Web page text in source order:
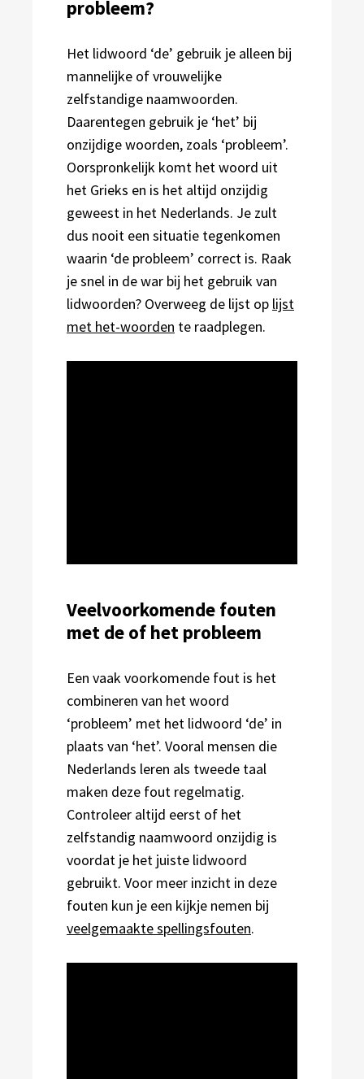
probleem?
Het lidwoord ‘de’ gebruik je alleen bij
mannelijke of vrouwelijke
zelfstandige naamwoorden.
Daarentegen gebruik je ‘het’ bij
onzijdige woorden, zoals ‘probleem’.
Oorspronkelijk komt het woord uit
het Grieks en is het altijd onzijdig
geweest in het Nederlands. Je zult
dus nooit een situatie tegenkomen
waarin ‘de probleem’ correct is. Raak
je snel in de war bij het gebruik van
lidwoorden? Overweeg de lijst op lijst
met het-woorden te raadplegen.
Veelvoorkomende fouten
met de of het probleem
Een vaak voorkomende fout is het
combineren van het woord
‘probleem’ met het lidwoord ‘de’ in
plaats van ‘het’. Vooral mensen die
Nederlands leren als tweede taal
maken deze fout regelmatig.
Controleer altijd eerst of het
zelfstandig naamwoord onzijdig is
voordat je het juiste lidwoord
gebruikt. Voor meer inzicht in deze
fouten kun je een kijkje nemen bij
veelgemaakte spellingsfouten.